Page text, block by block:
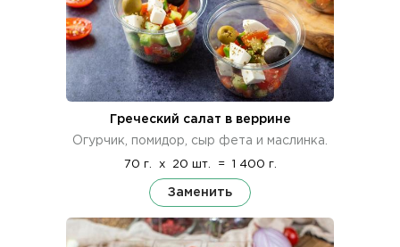
Греческий салат в веррине
Огурчик, помидор, сыр фета и маслинка.
70 г. x 20 шт. = 1 400 г.
Заменить